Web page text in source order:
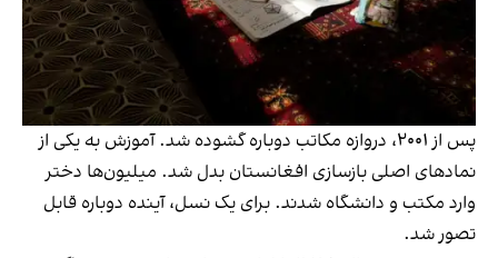
پس از ۲۰۰۱، دروازه مکاتب دوباره گشوده شد. آموزش به یکی از
نمادهای اصلی بازسازی افغانستان بدل شد. میلیون‌ها دختر
وارد مکتب و دانشگاه شدند. برای یک نسل، آینده دوباره قابل
تصور شد.